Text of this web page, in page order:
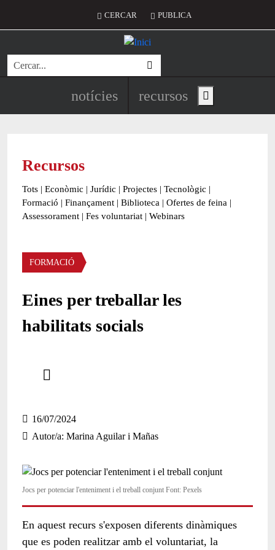
Menú del compte d'usuari
CERCAR PUBLICA
Cerca
Navegació principal de
notícies recursos Show main menu
Recursos
Tots | Econòmic | Jurídic | Projectes | Tecnològic |
Formació | Finançament | Biblioteca | Ofertes de feina |
Assessorament | Fes voluntariat | Webinars
Àmbit
FORMACIÓ
Eines per treballar les
habilitats socials
16/07/2024
Autor/a Marina Aguilar i Mañas
Jocs per potenciar l'enteniment i el treball conjunt Font: Pexels
En aquest recurs s'exposen diferents dinàmiques
que es poden realitzar amb el voluntariat, la